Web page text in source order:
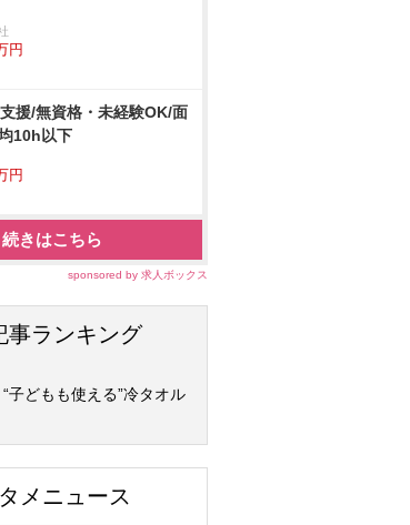
円
援/無資格・未経験OK/面
10h以下
円
続きはこちら
sponsored by 求人ボックス
事ランキング
“子どもも使える”冷タオル
メニュース